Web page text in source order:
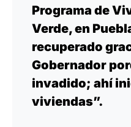
Programa de
Verde, en
recuperado
Gobernador
invadido; ahí
viviendas”.